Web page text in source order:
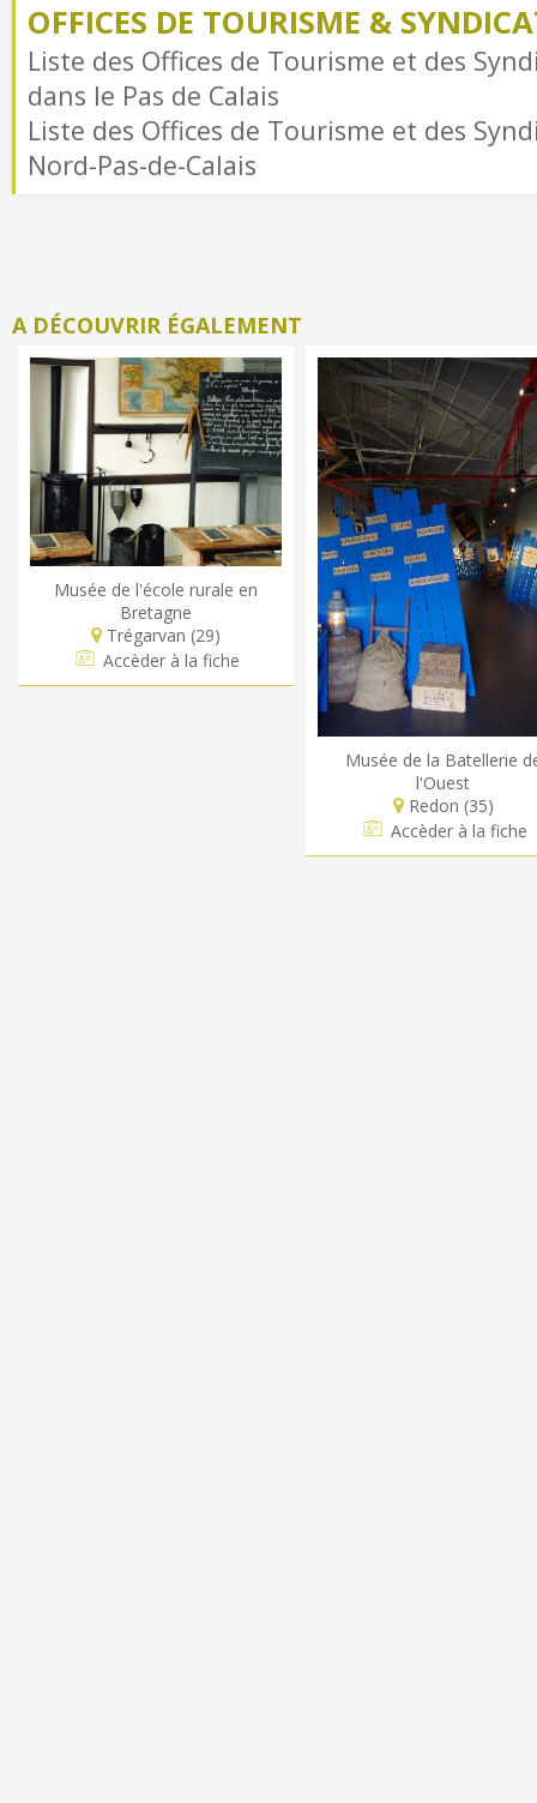
OFFICES DE TOURISME &
Liste des Offices de Tourisme et des
dans le Pas de Calais
Liste des Offices de Tourisme et des
Nord-Pas-de-Calais
A DÉCOUVRIR ÉGALEMENT
Musée de l'école rurale en
Bretagne
Trégarvan (29)
Accèder à la fiche
Musée de la Batellerie
l'Ouest
Redon (35)
Accèder à la fiche